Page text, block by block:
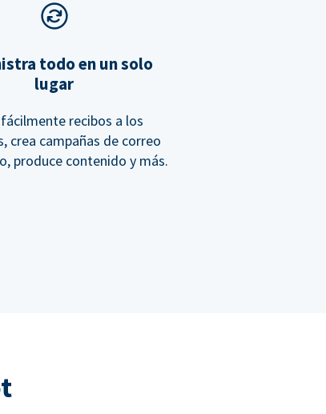
todo en un solo
lugar
fácilmente recibos a los
crea campañas de correo
produce contenido y más.